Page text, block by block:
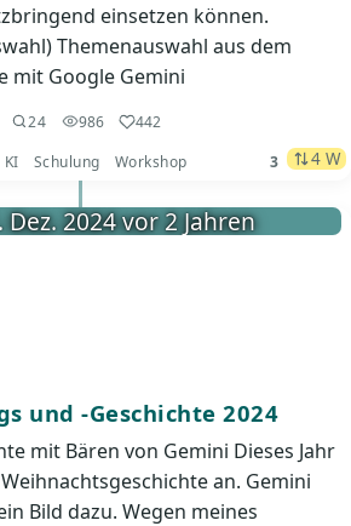
einsetzen können.
Themenauswahl aus dem
mit Google Gemini
24 986
442
KI Schulung Workshop 3 4 W
Dez. 2024 vor 2 Jahren
und -Geschichte 2024
mit Bären von Gemini Dieses Jahr
an. Gemini
Bild dazu. Wegen meines